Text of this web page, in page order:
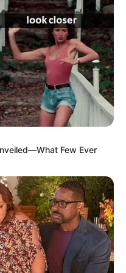
.
de redes sociais para
Combate às Endemias bem
do Programa saúde com
de saúde recebem Biz
Few Ever